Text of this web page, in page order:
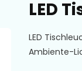
LED
LED
Ambiente-